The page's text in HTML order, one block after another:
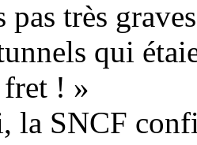
pas très
qui
fret ! »
la SNCF